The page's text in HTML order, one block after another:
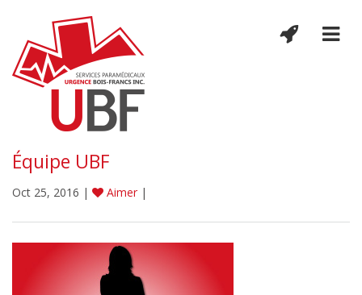
Équipe UBF
Oct 25, 2016 | Aimer |